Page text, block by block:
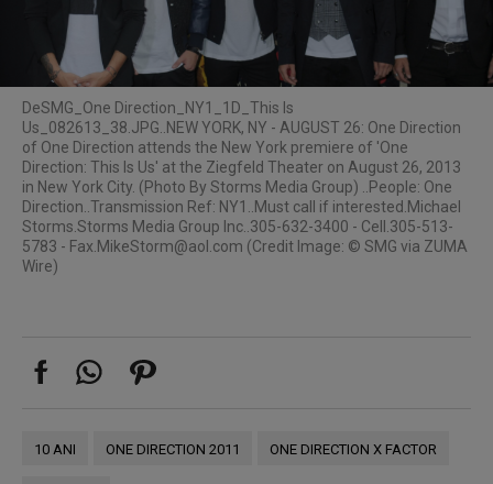
DeSMG_One Direction_NY1_1D_This Is
Us_082613_38.JPG..NEW YORK, NY - AUGUST 26: One Direction
of One Direction attends the New York premiere of 'One
Direction: This Is Us' at the Ziegfeld Theater on August 26, 2013
in New York City. (Photo By Storms Media Group) ..People: One
Direction..Transmission Ref: NY1..Must call if interested.Michael
Storms.Storms Media Group Inc..305-632-3400 - Cell.305-513-
5783 - Fax.MikeStorm@aol.com (Credit Image: © SMG via ZUMA
Wire)
10 ANI ONE DIRECTION 2011 ONE DIRECTION X FACTOR